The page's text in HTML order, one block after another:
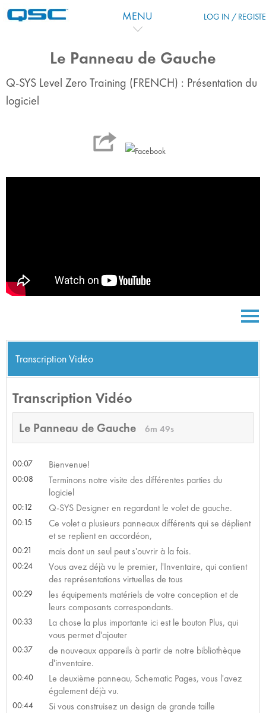
MENU LOG IN /
Le Panneau de Gauche
Q-SYS Level Zero Training (FRENCH) : Présentation du
logiciel
Transcription Vidéo
Transcription Vidéo
Le Panneau de Gauche 6m 49s
00:07 Bienvenue!
00:08
Terminons notre visite des différentes parties du
logiciel
00:12 Q-SYS Designer en regardant le volet de gauche.
00:15
Ce volet a plusieurs panneaux différents qui se déplient
et se replient en accordéon,
00:21 mais dont un seul peut s'ouvrir à la fois.
00:24
Vous avez déjà vu le premier, l'Inventaire, qui contient
des représentations virtuelles de tous
00:29
les équipements matériels de votre conception et de
leurs composants correspondants.
00:33
La chose la plus importante ici est le bouton Plus, qui
vous permet d'ajouter
00:37
de nouveaux appareils à partir de notre bibliothèque
d'inventaire.
00:40
Le deuxième panneau, Schematic Pages, vous l'avez
également déjà vu.
00:44 Si vous construisez un design de grande taille